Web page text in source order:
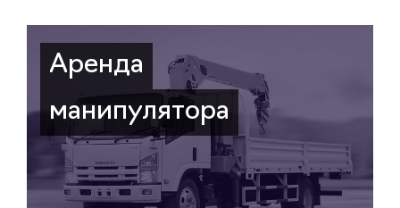
Аренда
манипулятора